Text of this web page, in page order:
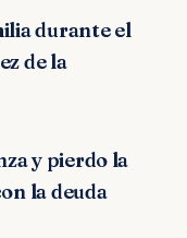
durante el
de la
y pierdo la
la deuda